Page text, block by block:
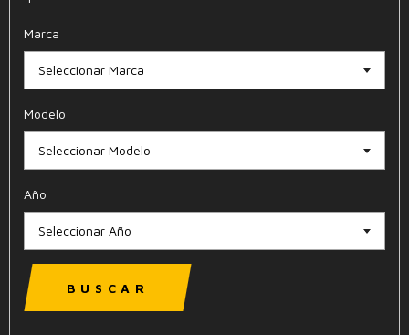
Marca
Seleccionar Marca
Modelo
Seleccionar Modelo
Año
Seleccionar Año
BUSCAR